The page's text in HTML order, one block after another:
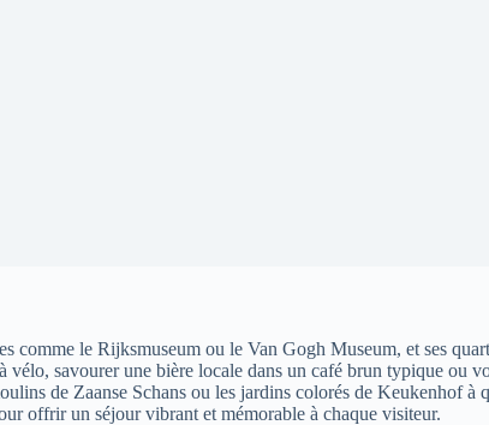
comme le Rijksmuseum ou le Van Gogh Museum, et ses
savourer une bière locale dans un café brun typique ou
de Zaanse Schans ou les jardins colorés de Keukenhof à
offrir un séjour vibrant et mémorable à chaque visiteur.